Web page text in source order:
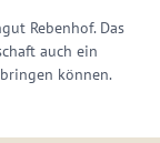
Rebenhof. Das
auch ein
können.